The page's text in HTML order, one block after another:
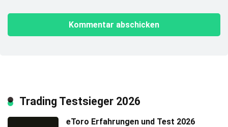
Trading Testsieger 2026
eToro Erfahrungen und Test 2026